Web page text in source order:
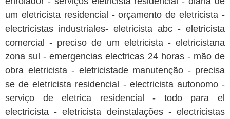
um eletricista residencial - orçamento de eletricista -
electricistas industriales- eletricista abc - eletricista
comercial - preciso de um eletricista - eletricistana
zona sul - emergencias electricas 24 horas - mão de
obra eletricista - eletricistade manutenção - precisa
se de eletricista residencial - electricista autonomo -
serviço de eletrica residencial - todo para el
electricista - eletricista deinstalações - electricistas